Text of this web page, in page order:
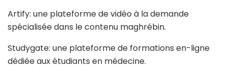
Artify: une plateforme de vidéo à la demande
spécialisée dans le contenu maghrébin.
Studygate: une plateforme de formations en-ligne
dédiée aux étudiants en médecine.